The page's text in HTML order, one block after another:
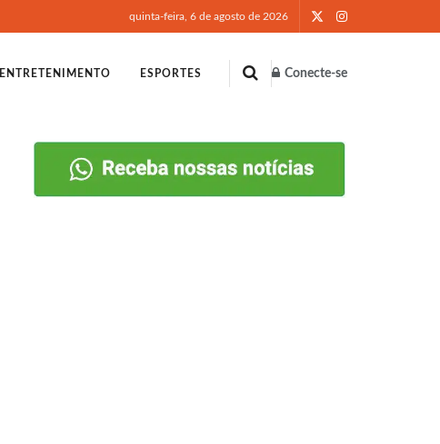
quinta-feira, 6 de agosto de 2026
ENTRETENIMENTO ESPORTES Conecte-se